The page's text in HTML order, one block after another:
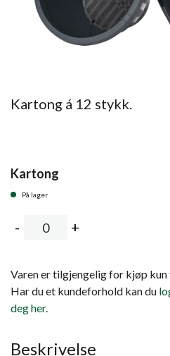
Kartong á 12 stykk.
Kartong
På lager
Varen er tilgjengelig for kjøp
Har du et kundeforhold kan du
deg her.
Beskrivelse